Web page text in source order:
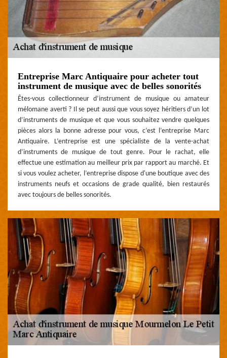
Entreprise Marc Antiquaire pour acheter tout
instrument de musique avec de belles sonorités
Êtes-vous collectionneur d’instrument de musique ou amateur
mélomane averti ? Il se peut aussi que vous soyez héritiers d’un lot
d’instruments de musique et que vous souhaitez vendre quelques
pièces alors la bonne adresse pour vous, c’est l’entreprise Marc
Antiquaire. L’entreprise est une spécialiste de la vente-achat
d’instruments de musique de tout genre. Pour le rachat, elle
effectue une estimation au meilleur prix par rapport au marché. Et
si vous voulez acheter, l’entreprise dispose d'une boutique avec des
instruments neufs et occasions de grade qualité, bien restaurés
avec toujours de belles sonorités.